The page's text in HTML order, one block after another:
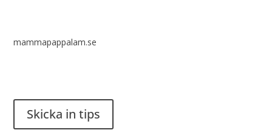
mammapappalam.se
Skicka in tips